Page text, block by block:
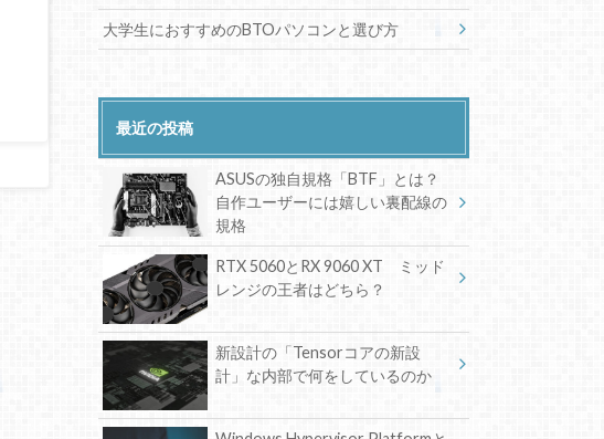
大学生におすすめのBTOパソコンと選び方
最近の投稿
ASUSの独自規格「BTF」とは？
自作ユーザーには嬉しい裏配線の
規格
RTX 5060とRX 9060 XT ミッド
レンジの王者はどちら？
新設計の「Tensorコアの新設
計」な内部で何をしているのか